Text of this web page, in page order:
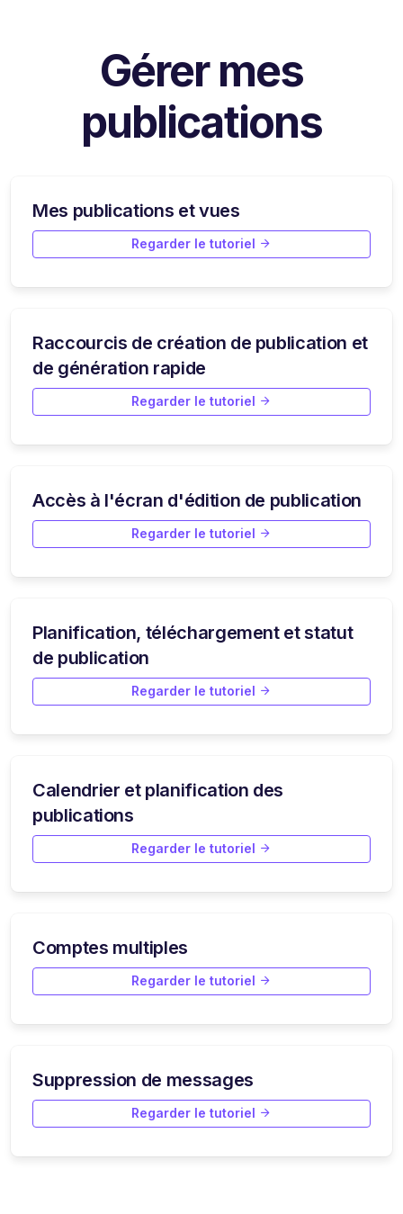
Gérer mes
publications
Mes publications et vues
Regarder le tutoriel
Raccourcis de création de publication et
de génération rapide
Regarder le tutoriel
Accès à l'écran d'édition de publication
Regarder le tutoriel
Planification, téléchargement et statut
de publication
Regarder le tutoriel
Calendrier et planification des
publications
Regarder le tutoriel
Comptes multiples
Regarder le tutoriel
Suppression de messages
Regarder le tutoriel